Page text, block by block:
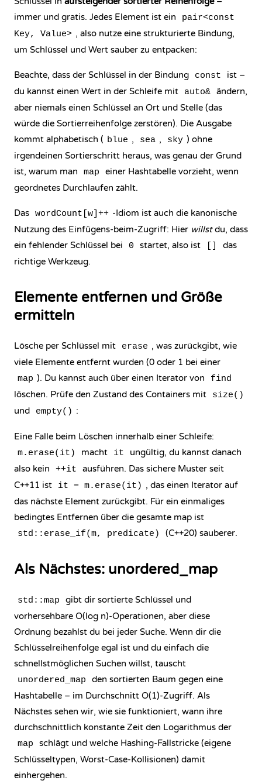
immer und gratis. Jedes Element ist ein
pair<const
Key, Value> , also nutze eine strukturierte Bindung,
um Schlüssel und Wert sauber zu entpacken:
Beachte, dass der Schlüssel in der Bindung const
ist –
du kannst einen Wert in der Schleife mit
auto& ändern,
aber niemals einen Schlüssel an Ort und Stelle (das
würde die Sortierreihenfolge zerstören). Die Ausgabe
kommt alphabetisch ( blue , sea , sky ) ohne
irgendeinen Sortierschritt heraus, was genau der Grund
ist, warum man
map
einer Hashtabelle vorzieht, wenn
geordnetes Durchlaufen zählt.
Das wordCount[w]++ -Idiom ist auch die kanonische
Nutzung des Einfügens-beim-Zugriff: Hier willstdu, dass
ein fehlender Schlüssel bei
0 startet, also ist
das
richtige Werkzeug.
Elemente entfernen und Größe
ermitteln
Lösche per Schlüssel mit erase , was zurückgibt, wie
viele Elemente entfernt wurden (0 oder 1 bei einer
map ). Du kannst auch über einen Iterator von find
löschen. Prüfe den Zustand des Containers mit size()
und empty() :
Eine Falle beim Löschen innerhalb einer Schleife:
m.erase(it) macht it
ungültig, du kannst danach
also kein
++it
ausführen. Das sichere Muster seit
C++11 ist
it = m.erase(it) , das einen Iterator auf
das nächste Element zurückgibt. Für ein einmaliges
bedingtes Entfernen über die gesamte map ist
std::erase_if(m, predicate) (C++20) sauberer.
Als Nächstes: unordered_map
std::map
gibt dir sortierte Schlüssel und
vorhersehbare O(log n)-Operationen, aber diese
Ordnung bezahlst du bei jeder Suche. Wenn dir die
Schlüsselreihenfolge egal ist und du einfach die
schnellstmöglichen Suchen willst, tauscht
unordered_map
den sortierten Baum gegen eine
Hashtabelle – im Durchschnitt O(1)-Zugriff. Als
Nächstes sehen wir, wie sie funktioniert, wann ihre
durchschnittlich konstante Zeit den Logarithmus der
map
schlägt und welche Hashing-Fallstricke (eigene
Schlüsseltypen, Worst-Case-Kollisionen) damit
einhergehen.